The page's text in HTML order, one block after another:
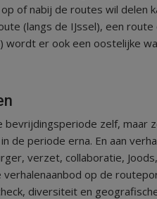
of nabij de routes wil delen
(langs de IJssel), een
wordt er ook een oostelijke
bevrijdingsperiode zelf, maar
de periode erna. En aan
verzet, collaboratie,
op de
diversiteit en